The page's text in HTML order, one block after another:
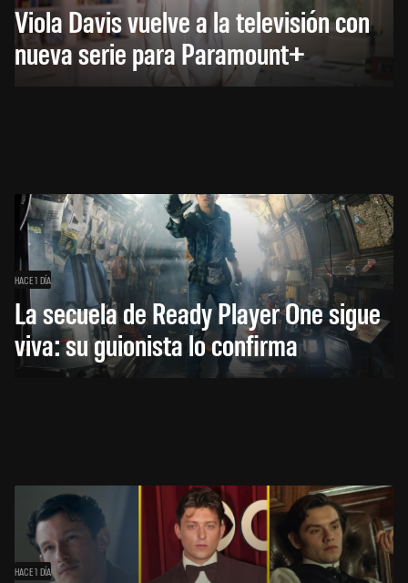
Viola Davis vuelve a la televisión con
nueva serie para Paramount+
HACE 1 DÍA
La secuela de Ready Player One sigue
viva: su guionista lo confirma
HACE 1 DÍA